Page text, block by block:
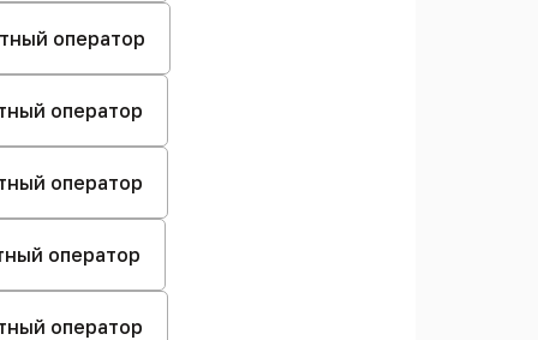
оператор
оператор
оператор
оператор
оператор